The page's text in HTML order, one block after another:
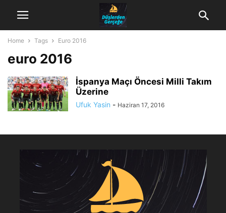
Home Tags Euro 2016
euro 2016
İspanya Maçı Öncesi Milli Takım
Üzerine
Ufuk Yasin - Haziran 17, 2016